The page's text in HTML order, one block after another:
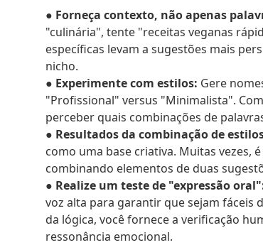
● Forneça contexto, não apenas
"culinária", tente "receitas veganas
específicas levam a sugestões mais
nicho.
● Experimente com estilos: Gere
"Profissional" versus "Minimalista".
perceber quais combinações de
● Resultados da combinação de
como uma base criativa. Muitas vezes,
combinando elementos de duas
● Realize um teste de "expressão
voz alta para garantir que sejam fáceis
da lógica, você fornece a verificação
ressonância emocional.